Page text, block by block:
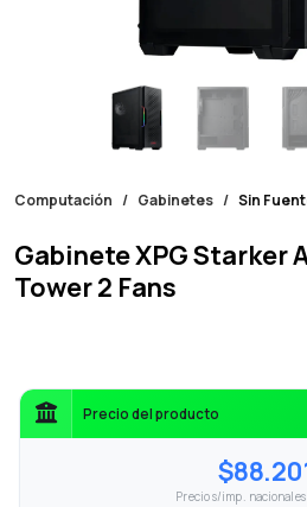
Computación Gabinetes Sin
Gabinete XPG Starker
Tower 2 Fans
Precio del producto
Precio s/imp.